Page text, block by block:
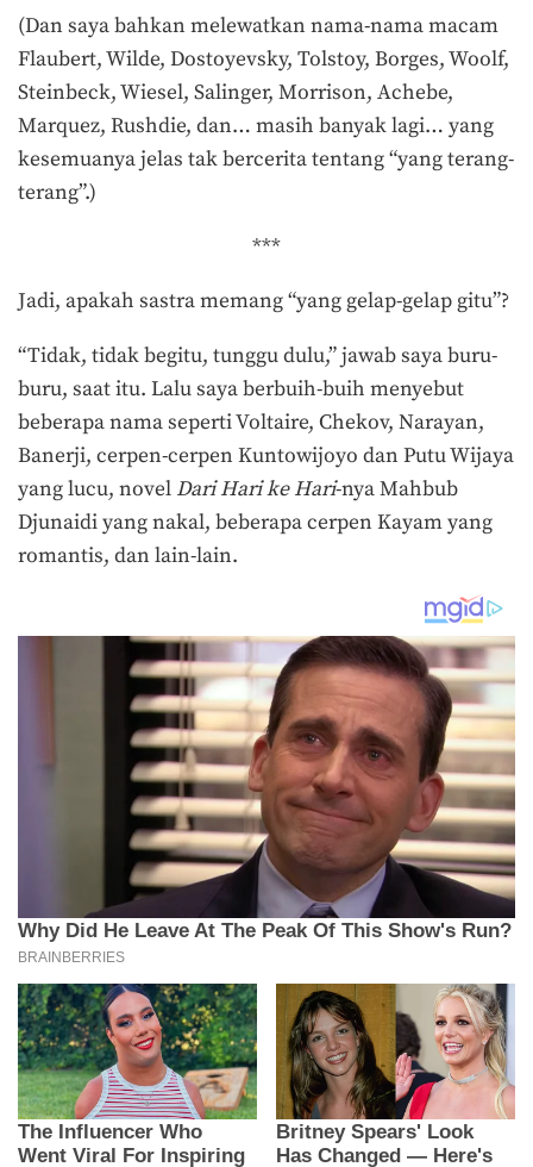
(Dan saya bahkan melewatkan nama-nama macam
Flaubert, Wilde, Dostoyevsky, Tolstoy, Borges, Woolf,
Steinbeck, Wiesel, Salinger, Morrison, Achebe,
Marquez, Rushdie, dan… masih banyak lagi… yang
kesemuanya jelas tak bercerita tentang “yang terang-
terang”.)
***
Jadi, apakah sastra memang “yang gelap-gelap gitu”?
“Tidak, tidak begitu, tunggu dulu,” jawab saya buru-
buru, saat itu. Lalu saya berbuih-buih menyebut
beberapa nama seperti Voltaire, Chekov, Narayan,
Banerji, cerpen-cerpen Kuntowijoyo dan Putu Wijaya
yang lucu, novel Dari Hari ke Hari-nya Mahbub
Djunaidi yang nakal, beberapa cerpen Kayam yang
romantis, dan lain-lain.